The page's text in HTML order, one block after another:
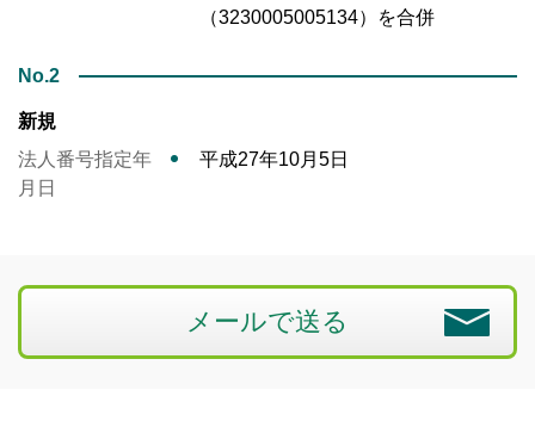
（3230005005134）を合併
No.2
新規
法人番号指定年
月日
平成27年10月5日
メールで送る